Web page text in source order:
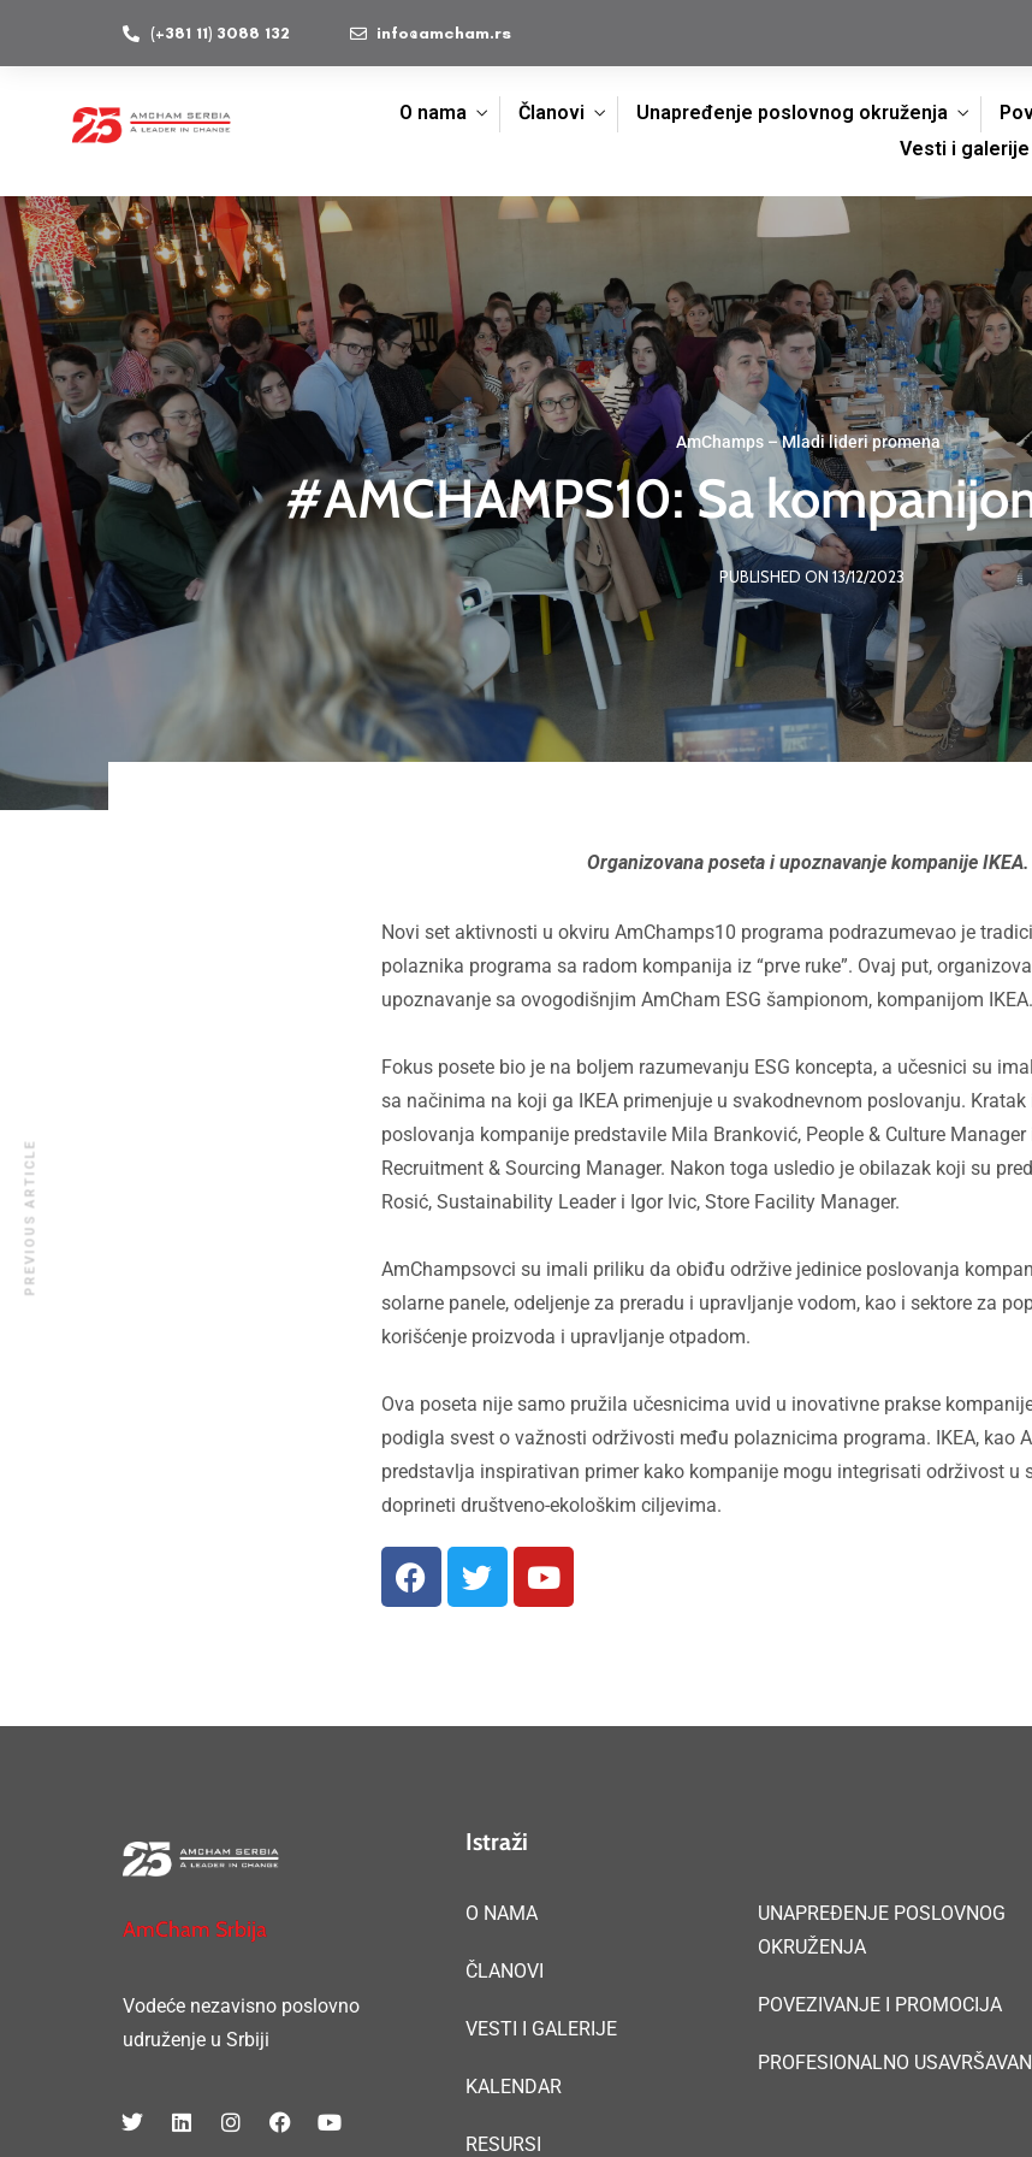
(+381 11) 3088 132 info@amcham.rs
O nama Članovi Unapređenje poslovnog okruženja
Vesti i galerije
AmChamps – Mladi lideri promena
#AMCHAMPS10: Sa
PUBLISHED ON 13/12/2023
Organizovana poseta i upoznavanje kompanije IKEA.
Novi set aktivnosti u okviru AmChamps10 programa podrazumevao je
polaznika programa sa radom kompanija iz “prve ruke”. Ovaj put,
upoznavanje sa ovogodišnjim AmCham ESG šampionom, kompanijom IKEA.
Fokus posete bio je na boljem razumevanju ESG koncepta, a učesnici su
sa načinima na koji ga IKEA primenjuje u svakodnevnom poslovanju.
poslovanja kompanije predstavile Mila Branković, People & Culture
Recruitment & Sourcing Manager. Nakon toga usledio je obilazak koji su
Rosić, Sustainability Leader i Igor Ivic, Store Facility Manager.
AmChampsovci su imali priliku da obiđu održive jedinice poslovanja
solarne panele, odeljenje za preradu i upravljanje vodom, kao i sektore za
korišćenje proizvoda i upravljanje otpadom.
Ova poseta nije samo pružila učesnicima uvid u inovativne prakse
podigla svest o važnosti održivosti među polaznicima programa. IKEA, kao
predstavlja inspirativan primer kako kompanije mogu integrisati održivost u
doprineti društveno-ekološkim ciljevima.
PREVIOUS ARTICLE
AmCham Srbija
Vodeće nezavisno poslovno
udruženje u Srbiji
Istraži
O NAMA
ČLANOVI
VESTI I GALERIJE
KALENDAR
RESURSI
UNAPREĐENJE POSLOVNOG
OKRUŽENJA
POVEZIVANJE I PROMOCIJA
PROFESIONALNO